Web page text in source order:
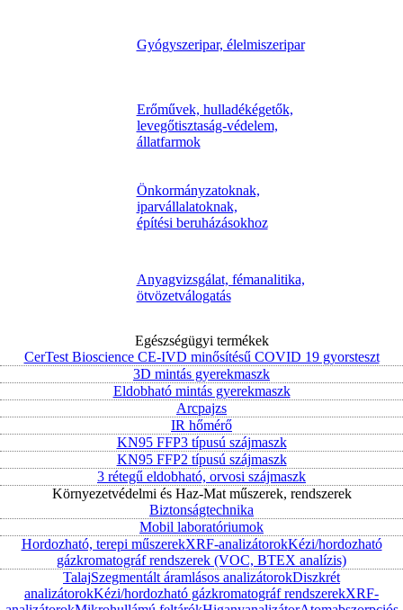
Gyógyszeripar, élelmiszeripar
Erőművek, hulladékégetők,
levegőtisztaság-védelem,
állatfarmok
Önkormányzatoknak,
iparvállalatoknak,
építési beruházásokhoz
Anyagvizsgálat, fémanalitika,
ötvözetválogatás
Egészségügyi termékek
CerTest Bioscience CE-IVD minősítésű COVID 19 gyorsteszt
3D mintás gyerekmaszk
Eldobható mintás gyerekmaszk
Arcpajzs
IR hőmérő
KN95 FFP3 típusú szájmaszk
KN95 FFP2 típusú szájmaszk
3 rétegű eldobható, orvosi szájmaszk
Környezetvédelmi és Haz-Mat műszerek, rendszerek
Biztonságtechnika
Mobil laboratóriumok
Hordozható, terepi műszerekXRF-analizátorokKézi/hordozható
gázkromatográf rendszerek (VOC, BTEX analízis)
TalajSzegmentált áramlásos analizátorokDiszkrét
analizátorokKézi/hordozható gázkromatográf rendszerekXRF-